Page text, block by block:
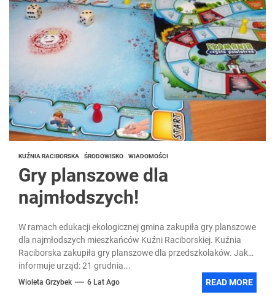
KUŹNIA RACIBORSKA ŚRODOWISKO WIADOMOŚCI
Gry planszowe dla
najmłodszych!
W ramach edukacji ekologicznej gmina zakupiła gry planszowe
dla najmłodszych mieszkańców Kuźni Raciborskiej. Kuźnia
Raciborska zakupiła gry planszowe dla przedszkolaków. Jak
informuje urząd: 21 grudnia...
Wioleta Grzybek 6 Lat Ago READ MORE